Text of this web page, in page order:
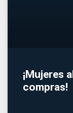
¡Mujeres
compras!